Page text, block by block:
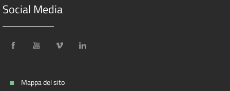
Social Media
Mappa del sito